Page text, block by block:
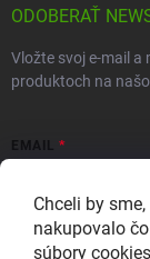
Chceli by
nakupovalo
súbory
ODOBERAŤ
Vložte svoj e-mail a
produktoch na
EMAIL
Vložením e-mailu